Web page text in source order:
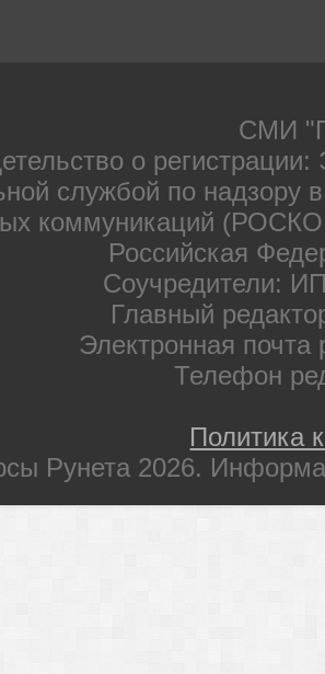
СМИ
о
службой по надзору
коммуникаций
Российская
Соучредители:
Главный
Электронная почта
Телефон
Политика
Рунета 2026.